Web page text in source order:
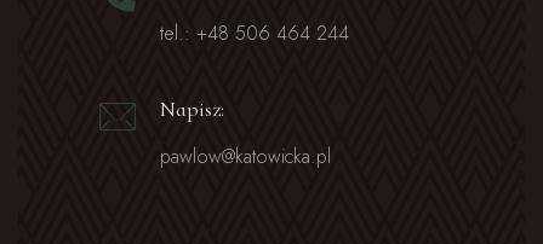
tel.: +48 506 464 244
Napisz:
pawlow@katowicka.pl